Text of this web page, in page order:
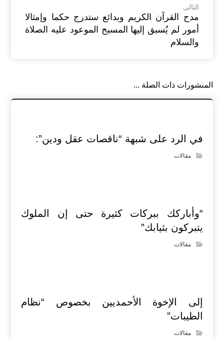
التالى
مدح القرآن الكريم وبدائع ستدرج حكما وإمثالا
أمور لم يُسبق إليها المسيح الموعود عليه الصلاة
والسلام
المنشورات ذات الصلة ...
في الرد على شبهة “ناقصات عقل ودين”:
مقالات
“وأباركك ببركات كثيرة حتى إن الملوك
يتبركون بثيابك”
مقالات
إلى الإخوة الأحمديين بخصوص “نظام
الطيبات”
مقالات